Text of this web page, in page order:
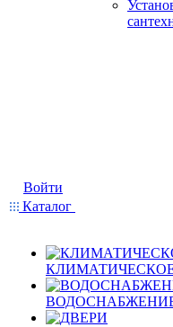
Войти
Каталог